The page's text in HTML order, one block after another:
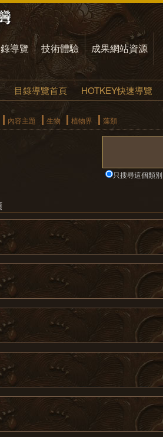
導覽 技術體驗 成果網站資源
目錄導覽首頁 HOTKEY快速導覽
內容主題 生物 植物界 藻類
只搜尋這個類別